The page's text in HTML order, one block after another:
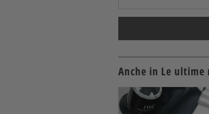
Anche in Le